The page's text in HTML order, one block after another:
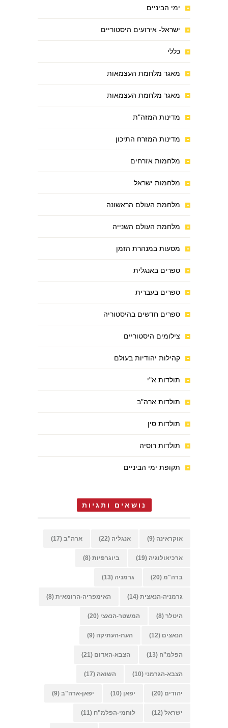
ימי הביניים
ישראל- אירועים היסטוריים
כללי
מאגר מלחמת העצמאות
מאגר מלחמת העצמאות
מדינות המזה"ת
מדינות המזרח התיכון
מלחמות אזרחים
מלחמות ישראל
מלחמת העולם הראשונה
מלחמת העולם השנייה
מסעות במנהרת הזמן
ספרים באנגלית
ספרים בעברית
ספרים חדשים בהיסטוריה
צילומים היסטוריים
קהילות יהודיות בעולם
תולדות א"י
תולדות ארה"ב
תולדות סין
תולדות רוסיה
תקופת ימי הביניים
נושאים ותגיות
אוקראינה (9) אנגליה (22) ארה"ב (17)
ארכיאולוגיה (19) ביוגרפיות (8)
ברה"מ (20) גרמניה (13)
גרמניה-הנאצית (14) האימפריה-הרומאית (8)
היטלר (8) המשטר-הנאצי (20)
הנאצים (12) העת-העתיקה (9)
הפלמ"ח (13) הצבא-האדום (21)
הצבא-הגרמני (10) השואה (17)
יהודים (20) יפאן (10) יפאן-ארה"ב (9)
ישראל (12) לוחמי-הפלמ"ח (11)